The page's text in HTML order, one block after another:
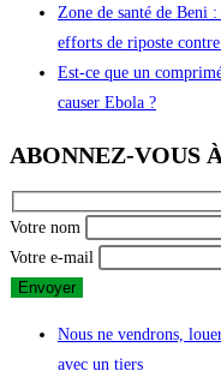
Zone de santé de Beni
efforts de riposte
Est-ce que un
causer Ebola ?
ABONNEZ-VOUS
Votre nom
Votre e-mail
Nous ne vendrons,
avec un tiers